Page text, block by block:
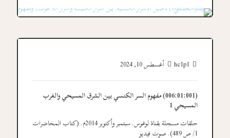
أغسطس 10, 2024
(006:01:001) مفهوم السر الكنسي بين الشرق المسيحي والغرب
المسيحي 1
حلقات مسجلة بقناة لوغوس. سبتمبر وأكتوبر 2014م. (كتاب المحاضرات
1/ ص 489). صوت فيديو